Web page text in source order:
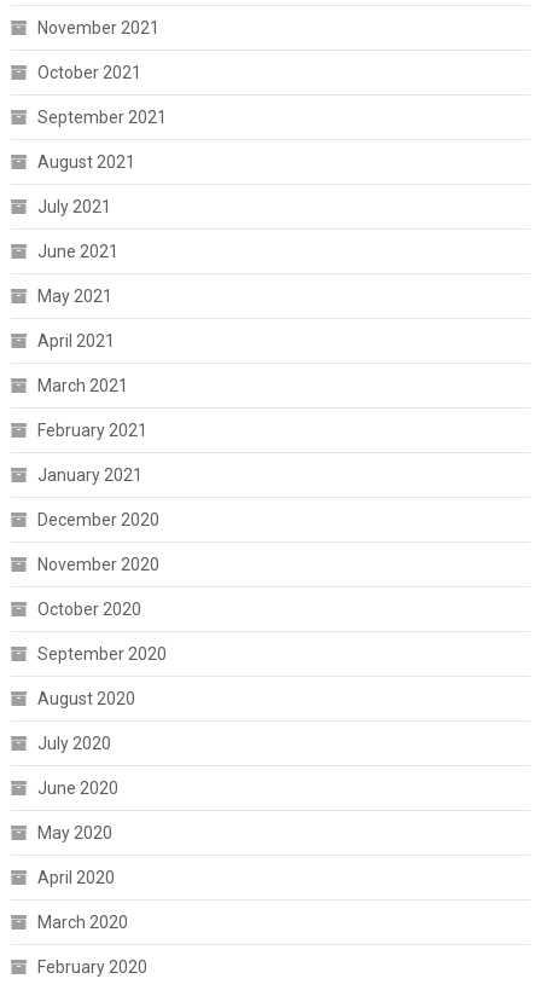
November 2021
October 2021
September 2021
August 2021
July 2021
June 2021
May 2021
April 2021
March 2021
February 2021
January 2021
December 2020
November 2020
October 2020
September 2020
August 2020
July 2020
June 2020
May 2020
April 2020
March 2020
February 2020